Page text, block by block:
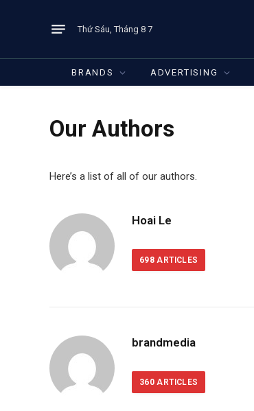
Thứ Sáu, Tháng 8 7
BRANDS ADVERTISING
Our Authors
Here’s a list of all of our authors.
Hoai Le
698 ARTICLES
brandmedia
360 ARTICLES